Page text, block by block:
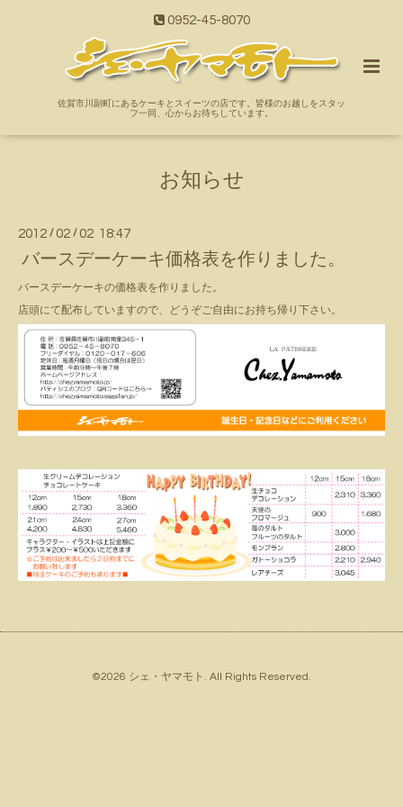
0952-45-8070
佐賀市川副町にあるケーキとスイーツの店です。皆様のお越しをスタッ
フ一同、心からお待ちしています。
お知らせ
2012 / 02 / 02 18:47
バースデーケーキ価格表を作りました。
バースデーケーキの価格表を作りました。
店頭にて配布していますので、どうぞご自由にお持ち帰り下さい。
©2026 シェ・ヤマモト . All Rights Reserved.